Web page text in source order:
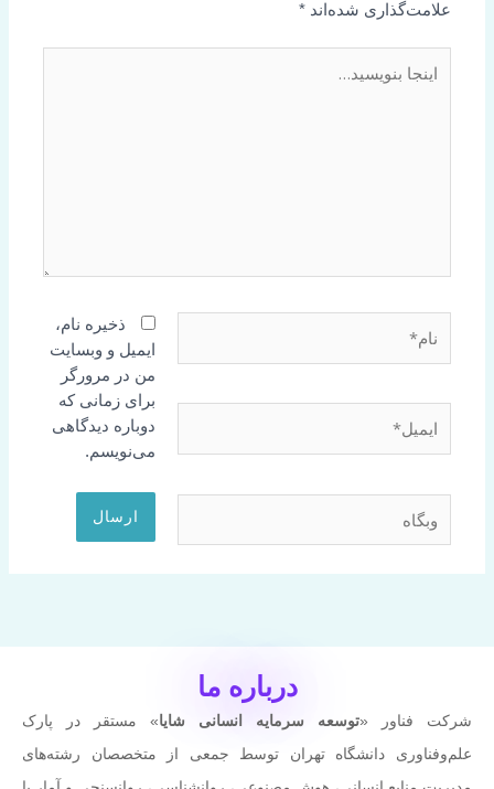
علامت‌گذاری شده‌اند*
بنویسید…
ذخیره نام،
ایمیل و وبسایت
من در مرورگر
برای زمانی که
دوباره دیدگاهی
می‌نویسم.
درباره ما
شرکت فناور «توسعه سرمایه انسانی شایا» مستقر در پارک
علم‌وفناوری دانشگاه تهران توسط جمعی از متخصصان رشته‌های